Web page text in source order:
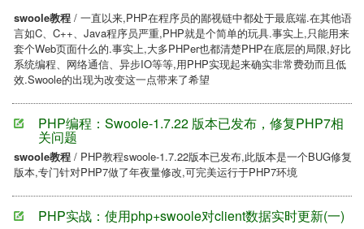
swoole教程 / 一直以来,PHP在程序员的鄙视链中都处于最底端.在其他语
言如C、C++、Java程序员严重,PHP就是个简单的玩具.事实上,只能用来
套个Web页面什么的.事实上,大多PHPer也都清楚PHP在底层的局限,好比
系统编程、网络通信、异步IO等等,用PHP实现起来确实非常费劲而且低
效.Swoole的出现为改变这一点带来了希望
PHP编程：Swoole-1.7.22 版本已发布，修复PHP7相
关问题
swoole教程 / PHP教程swoole-1.7.22版本已发布,此版本是一个BUG修复
版本,专门针对PHP7做了年夜量修改,可完美运行于PHP7环境
PHP实战：使用php+swoole对client数据实时更新(一)